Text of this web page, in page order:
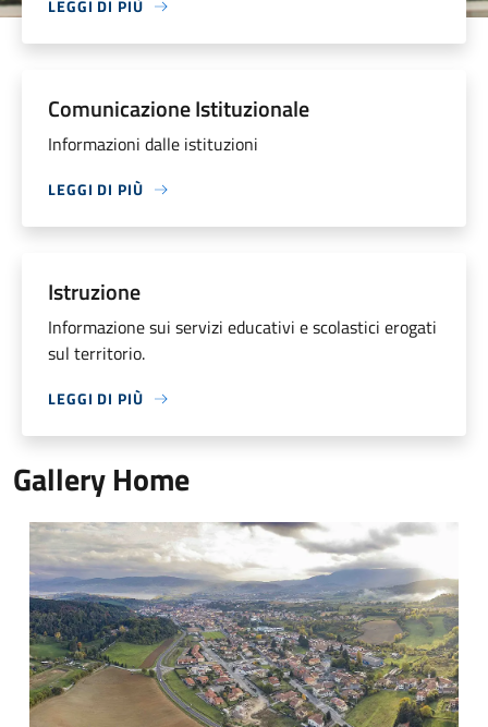
LEGGI DI PIÙ
Comunicazione Istituzionale
Informazioni dalle istituzioni
LEGGI DI PIÙ
Istruzione
Informazione sui servizi educativi e scolastici erogati
sul territorio.
LEGGI DI PIÙ
Gallery Home
Barberino dall'alto